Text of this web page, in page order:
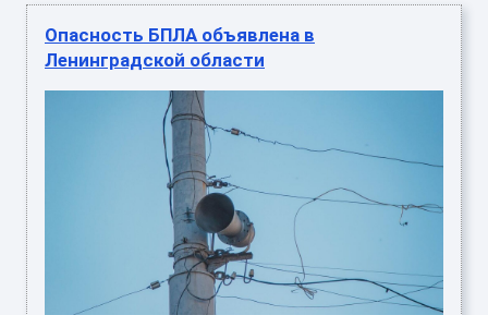
Опасность БПЛА объявлена в
Ленинградской области